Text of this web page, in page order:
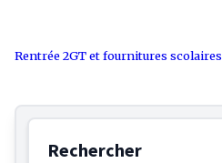
Rentrée 2GT et fournitures scolaires
Rechercher